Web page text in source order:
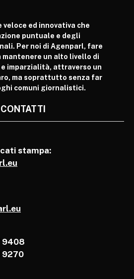
ed innovativa che
puntuale e degli
Per noi di Agenparl, fare
un alto livello di
imparzialità, attraverso un
ma soprattutto senza far
comuni giornalistici.
CONTATTI
stampa:
9408
9270